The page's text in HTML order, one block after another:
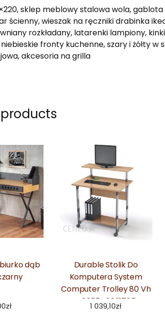
sklep meblowy stalowa wola,
ścienny, wieszak na ręczniki drabinka
rozkładany, latarenki lampiony,
fronty kuchenne, szary i żółty w
akcesoria na grilla
dąb
zł
Durable Stolik Do
Komputera System
Computer Trolley 80 Vh
4005546301785
1 039,10zł